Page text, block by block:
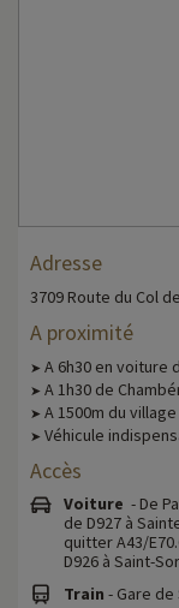
Adresse
3709 Route du Col
A proximité
➤ A 6h30 en voiture
➤ A 1h30 de
➤ A 1500m du village
➤ Véhicule
Accès
Voiture - De
de D927 à
quitter A43/
D926 à Saint-
Train - Gare de